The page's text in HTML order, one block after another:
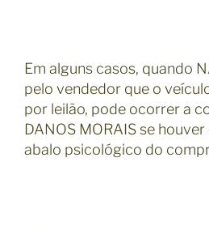
Em alguns casos, quando
pelo vendedor que o
por leilão, pode ocorrer a
DANOS MORAIS se
abalo psicológico do